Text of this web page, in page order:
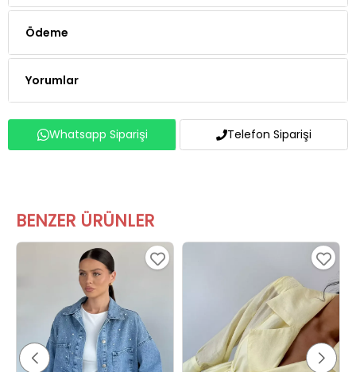
Ödeme
Yorumlar
Whatsapp Siparişi Telefon Siparişi
BENZER ÜRÜNLER